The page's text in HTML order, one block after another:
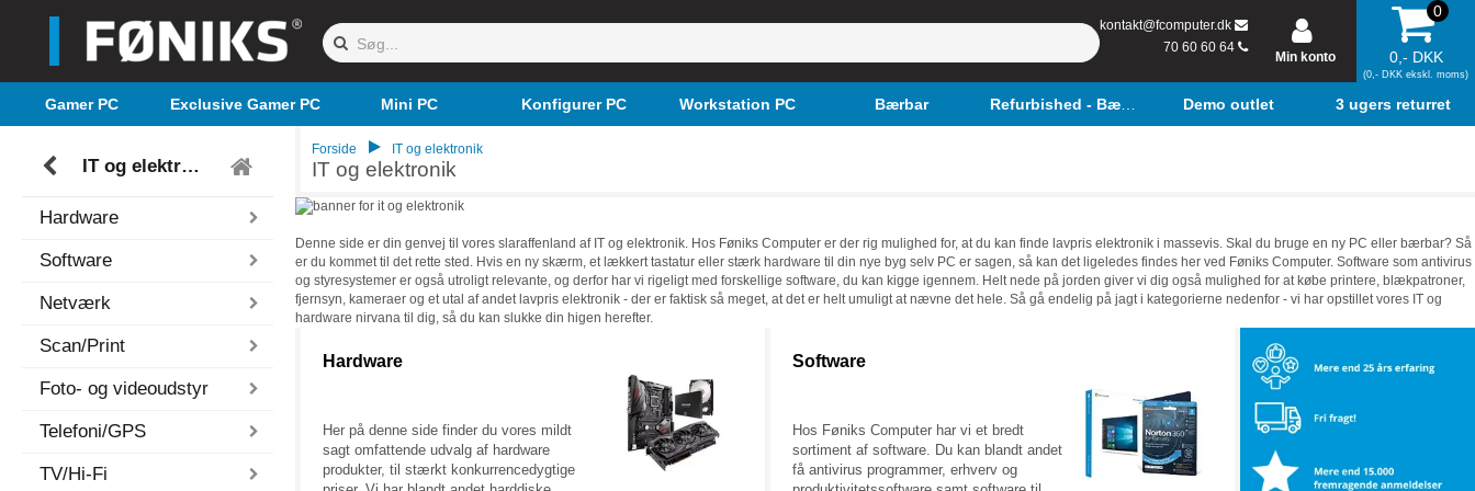
kontakt@fcomputer.dk
70 60 60 64
Min konto
0
0,- DKK
(0,- DKK ekskl. moms)
Gamer PC Exclusive Gamer PC Mini PC Konfigurer PC Workstation PC Bærbar Refurbished - Bærbar Demo outlet 3 ugers returret
IT og elektronik
Hardware
Software
Netværk
Scan/Print
Foto- og videoudstyr
Telefoni/GPS
TV/Hi-Fi
Forside IT og elektronik
IT og elektronik
Denne side er din genvej til vores slaraffenland af IT og elektronik. Hos Føniks Computer er der rig mulighed for, at du kan finde lavpris elektronik i massevis. Skal du bruge en ny PC eller bærbar? Så
er du kommet til det rette sted. Hvis en ny skærm, et lækkert tastatur eller stærk hardware til din nye byg selv PC er sagen, så kan det ligeledes findes her ved Føniks Computer. Software som antivirus
og styresystemer er også utroligt relevante, og derfor har vi rigeligt med forskellige software, du kan kigge igennem. Helt nede på jorden giver vi dig også mulighed for at købe printere, blækpatroner,
fjernsyn, kameraer og et utal af andet lavpris elektronik - der er faktisk så meget, at det er helt umuligt at nævne det hele. Så gå endelig på jagt i kategorierne nedenfor - vi har opstillet vores IT og
hardware nirvana til dig, så du kan slukke din higen herefter.
Hardware
Her på denne side finder du vores mildt
sagt omfattende udvalg af hardware
produkter, til stærkt konkurrencedygtige
Software
Hos Føniks Computer har vi et bredt
sortiment af software. Du kan blandt andet
få antivirus programmer, erhverv og